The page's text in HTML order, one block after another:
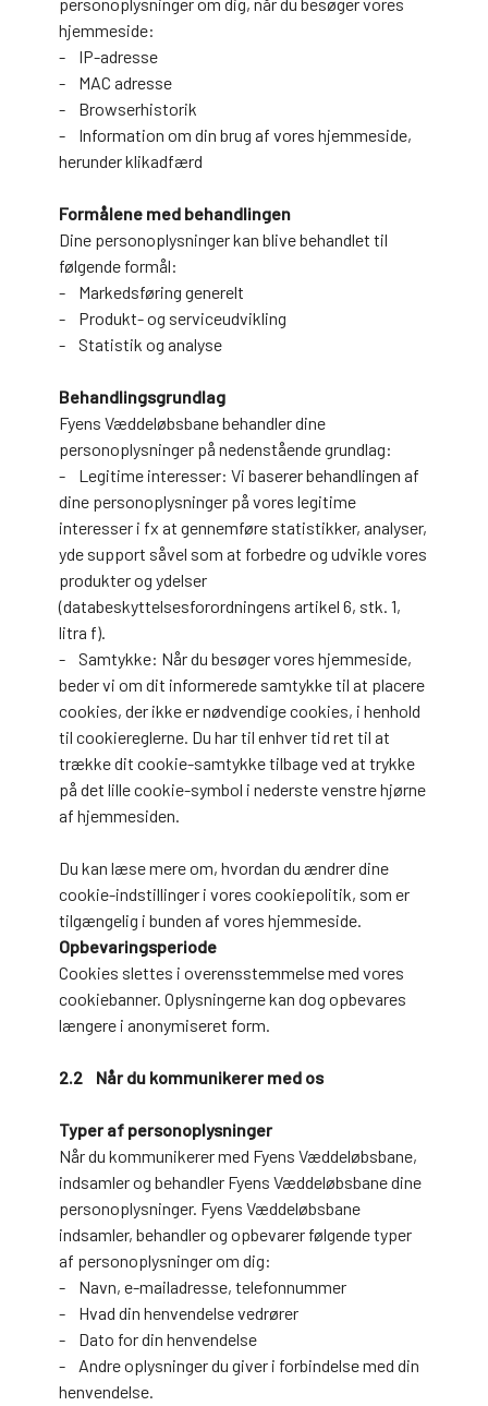
hjemmeside:
- IP-adresse
- MAC adresse
- Browserhistorik
- Information om din brug af vores hjemmeside,
herunder klikadfærd
Formålene med behandlingen
Dine personoplysninger kan blive behandlet til
følgende formål:
- Markedsføring generelt
- Produkt- og serviceudvikling
- Statistik og analyse
Behandlingsgrundlag
Fyens Væddeløbsbane behandler dine
personoplysninger på nedenstående grundlag:
- Legitime interesser: Vi baserer behandlingen af
dine personoplysninger på vores legitime
interesser i fx at gennemføre statistikker, analyser,
yde support såvel som at forbedre og udvikle vores
produkter og ydelser
(databeskyttelsesforordningens artikel 6, stk. 1,
litra f).
- Samtykke: Når du besøger vores hjemmeside,
beder vi om dit informerede samtykke til at placere
cookies, der ikke er nødvendige cookies, i henhold
til cookiereglerne. Du har til enhver tid ret til at
trække dit cookie-samtykke tilbage ved at trykke
på det lille cookie-symbol i nederste venstre hjørne
af hjemmesiden.
Du kan læse mere om, hvordan du ændrer dine
cookie-indstillinger i vores cookiepolitik, som er
tilgængelig i bunden af vores hjemmeside.
Opbevaringsperiode
Cookies slettes i overensstemmelse med vores
cookiebanner. Oplysningerne kan dog opbevares
længere i anonymiseret form.
2.2 Når du kommunikerer med os
Typer af personoplysninger
Når du kommunikerer med Fyens Væddeløbsbane,
indsamler og behandler Fyens Væddeløbsbane dine
personoplysninger. Fyens Væddeløbsbane
indsamler, behandler og opbevarer følgende typer
af personoplysninger om dig:
- Navn, e-mailadresse, telefonnummer
- Hvad din henvendelse vedrører
- Dato for din henvendelse
- Andre oplysninger du giver i forbindelse med din
henvendelse.